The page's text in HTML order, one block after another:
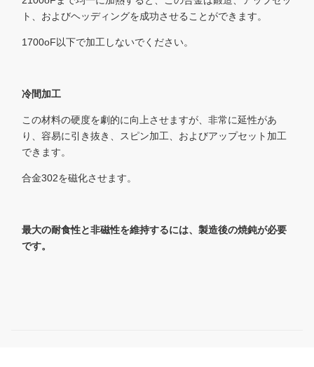
ト、およびヘッディングを成功させることができます。
1700oF以下で加工しないでください。
冷間加工
この材料の硬度を劇的に向上させますが、非常に延性があ
り、容易に引き抜き、スピン加工、およびアップセット加工
できます。
合金302を磁化させます。
最大の耐食性と非磁性を維持するには、製造後の焼鈍が必要
です。